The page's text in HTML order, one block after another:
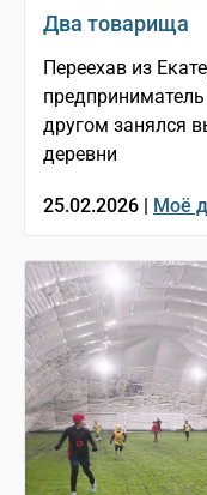
Два товарища
Переехав из
другом занялся
деревни
25.02.2026 | Моё